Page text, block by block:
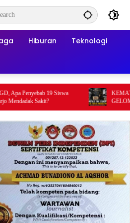
Hiburan Teknologi
19 Siswa
Sakit?
KEMATIAN
GELOMBANG
DIANGGAP
MENGUAT